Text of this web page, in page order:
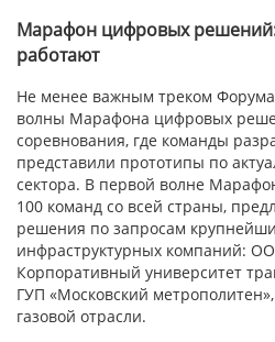
Марафон цифровых
работают
Не менее важным треком
волны Марафона цифровых
соревнования, где команды
представили прототипы по
сектора. В первой волне
100 команд со всей страны,
решения по запросам
инфраструктурных компаний:
Корпоративный университет
ГУП «Московский
газовой отрасли.